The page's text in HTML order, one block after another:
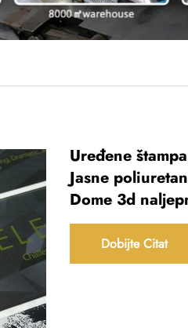
Uređene
Jasne
Dome 3d
Dobijte Citat